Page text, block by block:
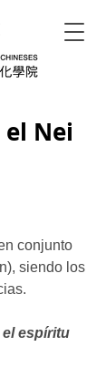
Nei
conjunto
siendo los
el espíritu